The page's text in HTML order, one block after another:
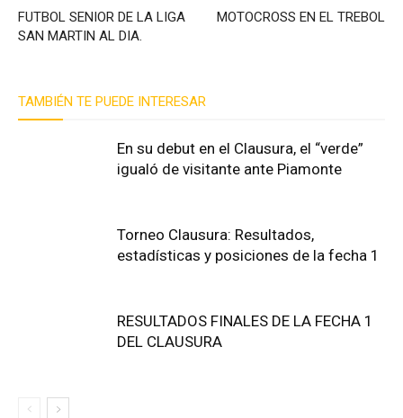
FUTBOL SENIOR DE LA LIGA
SAN MARTIN AL DIA.
MOTOCROSS EN EL TREBOL
TAMBIÉN TE PUEDE INTERESAR
En su debut en el Clausura, el “verde”
igualó de visitante ante Piamonte
Torneo Clausura: Resultados,
estadísticas y posiciones de la fecha 1
RESULTADOS FINALES DE LA FECHA 1
DEL CLAUSURA